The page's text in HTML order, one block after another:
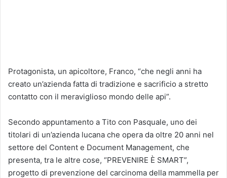
Protagonista, un apicoltore, Franco, “che negli anni ha
creato un’azienda fatta di tradizione e sacrificio a stretto
contatto con il meraviglioso mondo delle api”.
Secondo appuntamento a Tito con Pasquale, uno dei
titolari di un’azienda lucana che opera da oltre 20 anni nel
settore del Content e Document Management, che
presenta, tra le altre cose, “PREVENIRE È SMART”,
progetto di prevenzione del carcinoma della mammella per